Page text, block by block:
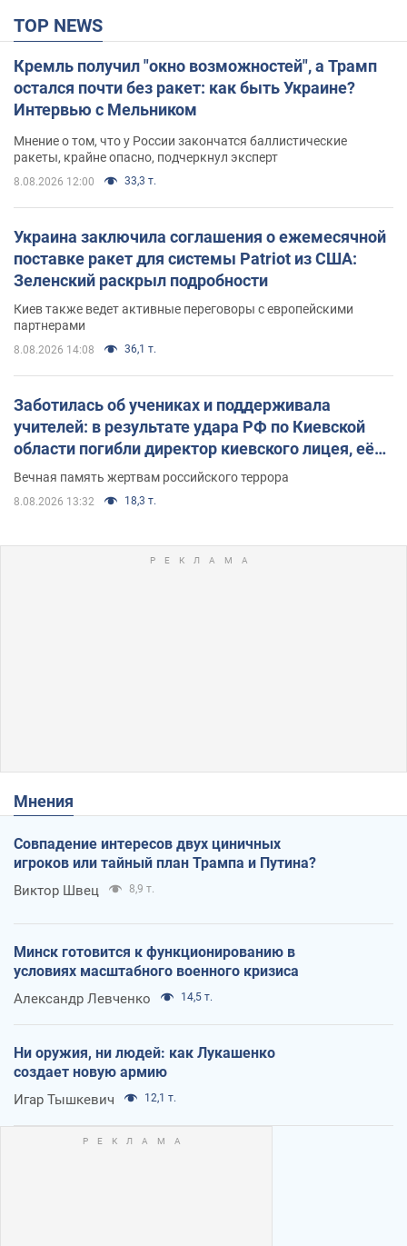
TOP NEWS
Кремль получил "окно возможностей", а Трамп
остался почти без ракет: как быть Украине?
Интервью с Мельником
Мнение о том, что у России закончатся баллистические
ракеты, крайне опасно, подчеркнул эксперт
8.08.2026 12:00 33,3 т.
Украина заключила соглашения о ежемесячной
поставке ракет для системы Patriot из США:
Зеленский раскрыл подробности
Киев также ведет активные переговоры с европейскими
партнерами
8.08.2026 14:08 36,1 т.
Заботилась об учениках и поддерживала
учителей: в результате удара РФ по Киевской
области погибли директор киевского лицея, её
муж и внук
Вечная память жертвам российского террора
8.08.2026 13:32 18,3 т.
Мнения
Совпадение интересов двух циничных
игроков или тайный план Трампа и Путина?
Виктор Швец 8,9 т.
Минск готовится к функционированию в
условиях масштабного военного кризиса
Александр Левченко 14,5 т.
Ни оружия, ни людей: как Лукашенко
создает новую армию
Игар Тышкевич 12,1 т.